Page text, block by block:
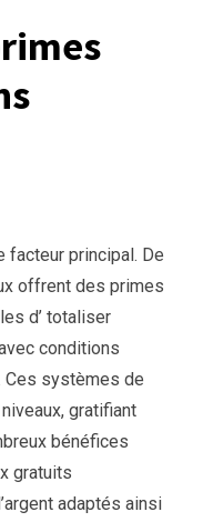
facteur principal. De
offrent des primes
d’ totaliser
conditions
Ces systèmes de
gratifiant
bénéfices
gratuits
adaptés ainsi